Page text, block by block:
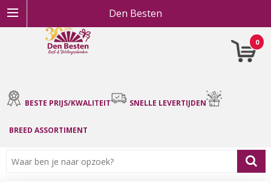
Den Besten
0
BESTE PRIJS/KWALITEIT SNELLE LEVERTIJDEN
BREED ASSORTIMENT